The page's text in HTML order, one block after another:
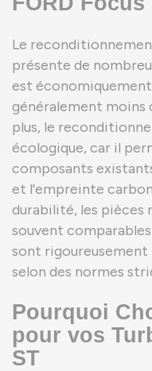
Le
présente de
est
généralement moins
plus, le
écologique, car il
composants
et l'empreinte
durabilité, les pièces
souvent
sont
selon des normes
Pourquoi
pour vos
ST